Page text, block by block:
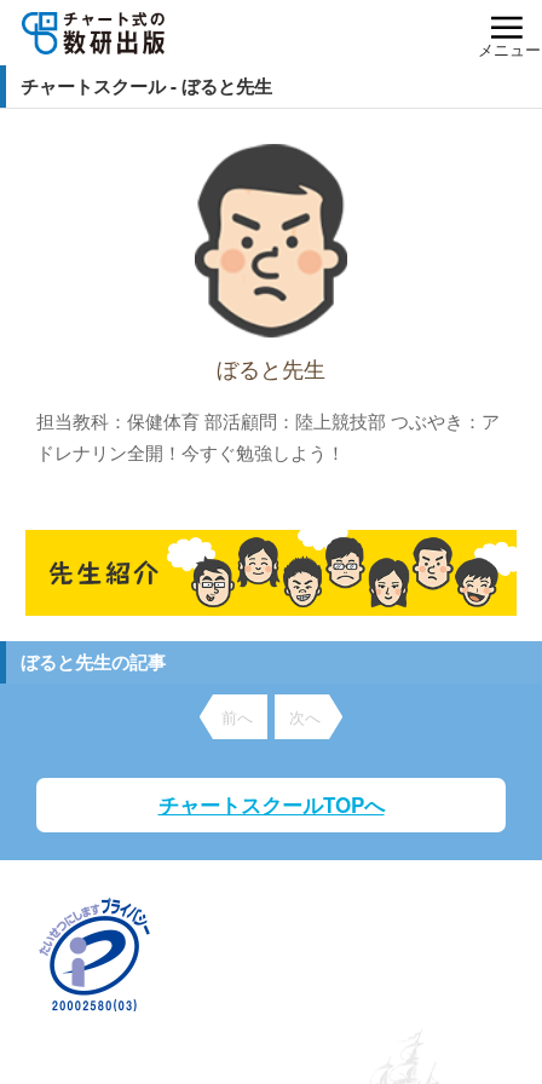
メニュー
チャートスクール - ぼると先生
ぼると先生
担当教科：保健体育 部活顧問：陸上競技部 つぶやき：ア
ドレナリン全開！今すぐ勉強しよう！
ぼると先生の記事
前へ 次へ
チャートスクールTOPへ